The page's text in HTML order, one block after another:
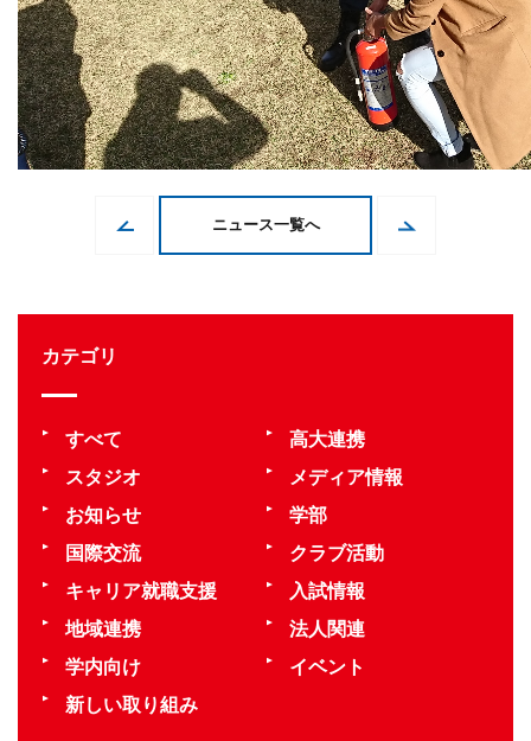
熊取消防署員の方から消火器の扱い方を教
ニュース一覧へ
カテゴリ
すべて
高大連携
スタジオ
メディア情報
お知らせ
学部
国際交流
クラブ活動
キャリア就職支援
入試情報
地域連携
法人関連
学内向け
イベント
新しい取り組み